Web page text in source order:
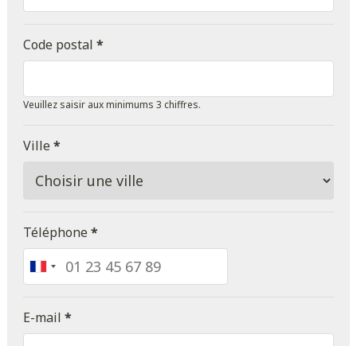
Code postal *
Veuillez saisir aux minimums 3 chiffres.
Ville*
Téléphone*
France
+33
E-mail *